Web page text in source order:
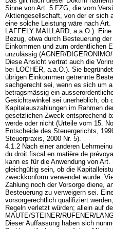
Sinne von Art. 5 FZG, die vom
Aktiengesellschaft, von der er sich
eine solche Leistung wäre nach Art.
LAFFELY MAILLARD, a.a.O.).
Bezug, etwa durch Besteuerung
Einkommen und zum ordentlichen
unzulässig (AGNER/
Diese Ansicht vertrat auch die
bei LOCHER, a.a.O.). Sie
übrigen Einkommen getrennte
sachgerecht sei, wenn es sich um
betragsmässig ein
Gesichtswinkel sei unerheblich, ob
Kapitalauszahlungen im Rahmen
gesetzlichen Zweck entsprechend
werde oder nicht (Urteile vom 15.
Entscheide des Steuergerichts,
Steuerpraxis, 2000 Nr. 5).
4.1.2 Nach einer anderen
du droit fiscal en matière de
kann es für die Anwendung von Art.
gleichgültig sein, ob die
zweckkonform verwendet wurde.
Zahlung noch der Vorsorge diene,
Besteuerung zu verweigern sei.
vorsorgerechtlich qualifiziert
Regeln verletzt würden; allein auf
MAUTE/STEINER/RUFENER/
Dieser Auffassung haben sich